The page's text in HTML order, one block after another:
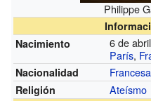
Philippe
Nacimiento
6 de
París,
Nacionalidad Francesa
Religión Ateísmo